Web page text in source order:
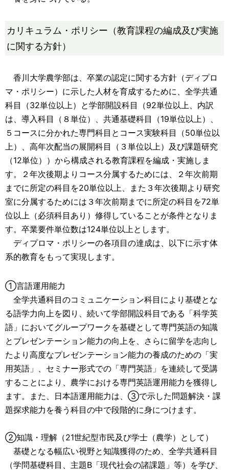
カリキュラム・ポリシー（教育課程の編成及び実施
に関する方針）
香川大学農学部は、卒業の認定に関する方針（ディプロ
マ・ポリシー）に示した人材を育成するために、全学共通
科目（32単位以上）と学部開設科目（92単位以上、内訳
は、導入科目（８単位）、共通基礎科目（19単位以上）、
５コースに分かれた専門科目とコース実験科目（50単位以
上）、高年次配当の展開科目（３単位以上）及び課題研究
（12単位））から構成される教育課程を編成・実施しま
す。２年次後期よりコース分属するためには、２年次前期
までに所定の科目を20単位以上、また３年次後期より研究
室に分属するためには３年次前期までに所定の科目を72単
位以上（必須科目あり）修得していることが条件となりま
す。卒業要件単位数は124単位以上とします。
ディプロマ・ポリシーの各項目の達成は、以下に示す体
系的教育をもって実現します。
①言語運用能力
全学共通科目のコミュニケーション科目により基礎とな
る語学力向上を図り、続いて学部開設科目である「科学英
語」においてグループワークを基礎として専門英語の知識
とプレゼンテーション能力の向上を、さらに留学を志向し
たより高度なプレゼンテーション能力の養成のための「実
用英語」、セミナー形式での「専門英語」を連続して受講
することにより、農学における専門英語運用能力を獲得し
ます。また、日本語運用能力は、③で示した問題解決・課
題探求能力を養う科目の中で段階的に身につけます。
②知識・理解（21世紀型市民及び学士（農学）として）
基礎となる幅広い視野と知識獲得のため、全学共通科目
（学問基礎科目、主題B「現代社会の諸課題」等）を学び、